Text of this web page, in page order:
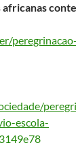
escola-